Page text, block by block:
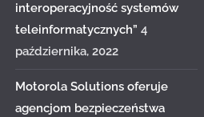
interoperacyjność systemów
teleinformatycznych” 4
października, 2022
Motorola Solutions oferuje
agencjom bezpieczeństwa